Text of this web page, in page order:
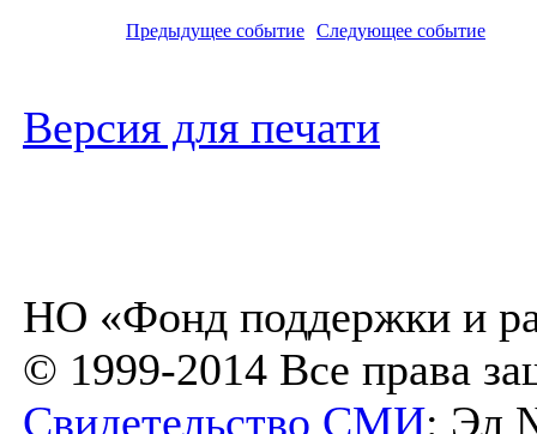
Предыдущее событие Следующее событие
Версия для печати
НО «Фонд поддержки и
© 1999-2014 Все права
Свидетельство СМИ: Эл